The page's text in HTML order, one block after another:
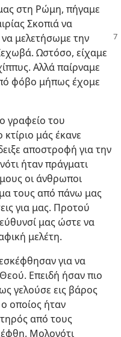
στη Ρώμη, πήγαμε
Σκοπιά να
μελετήσωμε την
Ωστόσο, είχαμε
Αλλά παίρναμε
φόβο μήπως έχομε
γραφείο του
μάς έκανε
αποστροφή για την
ήταν πράγματι
οι άνθρωποι
τους από πάνω μας
για μας. Προτού
μας ώστε να
μελέτη.
για να
Επειδή ήσαν πιο
γελούσε εις βάρος
οποίος ήταν
από τους
Μολονότι